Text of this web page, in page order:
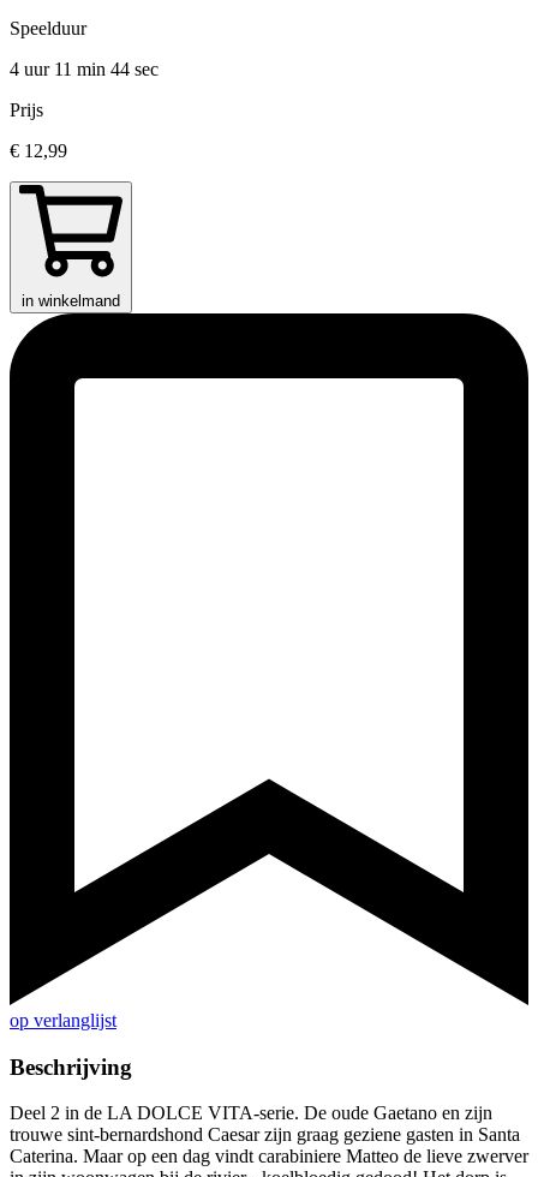
Speelduur
4 uur 11 min 44 sec
Prijs
€ 12,99
in winkelmand
op verlanglijst
Beschrijving
Deel 2 in de LA DOLCE VITA-serie. De oude Gaetano en zijn
trouwe sint-bernardshond Caesar zijn graag geziene gasten in Santa
Caterina. Maar op een dag vindt carabiniere Matteo de lieve zwerver